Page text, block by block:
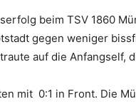
beim TSV 1860
gegen weniger
auf die Anfangself,
mit 0:1 in Front. Die